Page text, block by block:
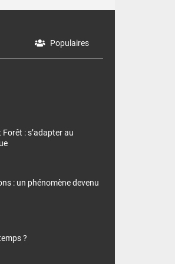
Populaires
: s’adapter au
: un phénomène devenu
?